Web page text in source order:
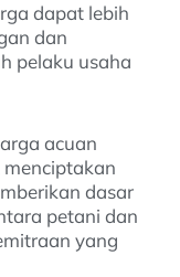
dapat lebih
dan
pelaku usaha
acuan
dasar
petani dan
yang